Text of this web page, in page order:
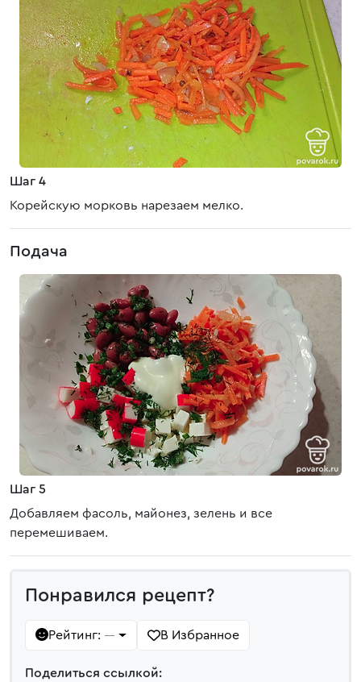
Шаг 4
Корейскую морковь нарезаем мелко.
Подача
Шаг 5
Добавляем фасоль, майонез, зелень и все
перемешиваем.
Понравился рецепт?
Рейтинг: — В Избранное
Поделиться ссылкой: